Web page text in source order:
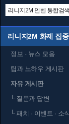
리니지2M 화제 집중
정보 · 뉴스 모음
팁과 노하우 게시판
자유 게시판
└질문과 답변
└패치 · 이벤트 · 소식